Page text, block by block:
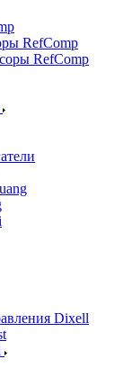
RefComp
RefComp
Dixell